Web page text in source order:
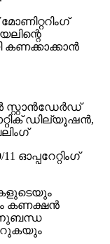
കണക്കാക്കാൻ
സ്റ്റാൻഡേർഡ്
ഡില്യൂഷൻ,
ഓപ്പറേറ്റിംഗ്
കണക്ഷൻ